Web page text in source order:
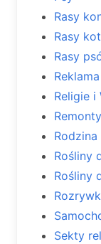
Rasy
Rasy
Rasy
Reklama
Religie i
Remonty
Rodzina
Rośliny
Rośliny
Sekty